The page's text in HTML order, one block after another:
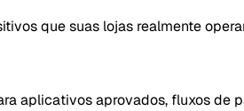
que suas lojas realmente
aplicativos aprovados, fluxos de